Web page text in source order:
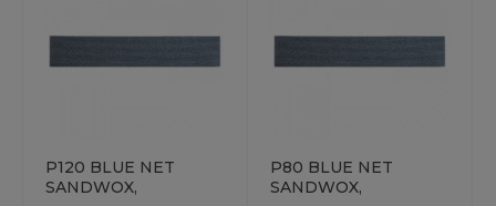
P120 BLUE NET
SANDWOX,
P80 BLUE NET
SANDWOX,